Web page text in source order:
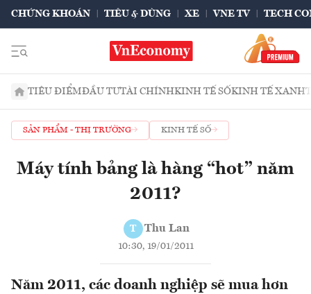
CHỨNG KHOÁN TIÊU & DÙNG XE VNE TV TECH
TIÊU ĐIỂMĐẦU TƯTÀI CHÍNHKINH TẾ SỐKINH TẾ XANH
SẢN PHẨM - THỊ TRƯỜNG KINH TẾ SỐ
Máy tính bảng là hàng “hot” năm
2011?
T Thu Lan
10:30, 19/01/2011
Năm 2011, các doanh nghiệp sẽ mua hơn